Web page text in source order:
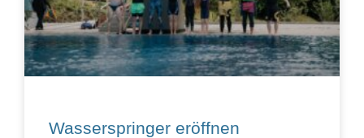
Wasserspringer eröffnen